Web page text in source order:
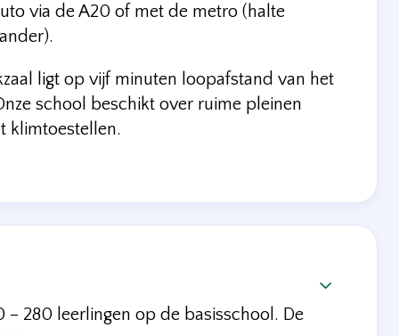
via de A20 of met de metro (halte
ligt op vijf minuten loopafstand van het
school beschikt over ruime pleinen
klimtoestellen.

280 leerlingen op de basisschool. De